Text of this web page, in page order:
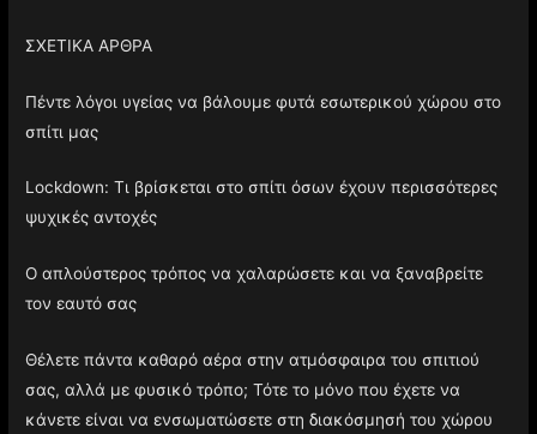
ΣΧΕΤΙΚΑ ΑΡΘΡΑ
Πέντε λόγοι υγείας να βάλουμε φυτά εσωτερικού χώρου στο
σπίτι μας
Lockdown: Τι βρίσκεται στο σπίτι όσων έχουν περισσότερες
ψυχικές αντοχές
Ο απλούστερος τρόπος να χαλαρώσετε και να ξαναβρείτε
τον εαυτό σας
Θέλετε πάντα καθαρό αέρα στην ατμόσφαιρα του σπιτιού
σας, αλλά με φυσικό τρόπο; Τότε το μόνο που έχετε να
κάνετε είναι να ενσωματώσετε στη διακόσμησή του χώρου